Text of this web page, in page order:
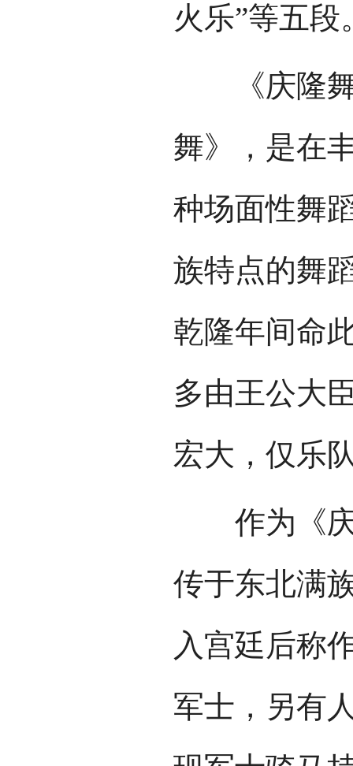
火乐”等五段
《庆隆舞
舞》，是在
种场面性舞
族特点的舞
乾隆年间命
多由王公大
宏大，仅乐
作为《庆
传于东北满
入宫廷后称
军士，另有